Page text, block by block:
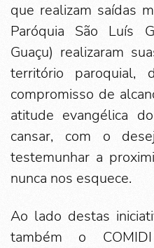
que realizam saídas
Paróquia São Luís
Guaçu) realizaram
território paroquial,
compromisso de
atitude evangélica
cansar, com o
testemunhar a
nunca nos esquece.
Ao lado destas
também o